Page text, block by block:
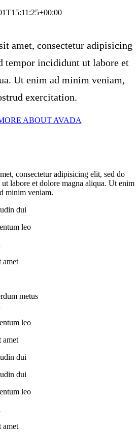
amet, consectetur adipisicing
tempor incididunt ut labore et
Ut enim ad minim veniam,
exercitation.
ABOUT AVADA
consectetur adipisicing elit, sed do
labore et dolore magna aliqua. Ut enim
minim veniam.
dui
leo
amet
metus
leo
amet
dui
dui
leo
amet